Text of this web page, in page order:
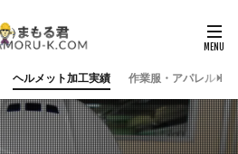
ヘルメット加工実績 作業服・アパレル